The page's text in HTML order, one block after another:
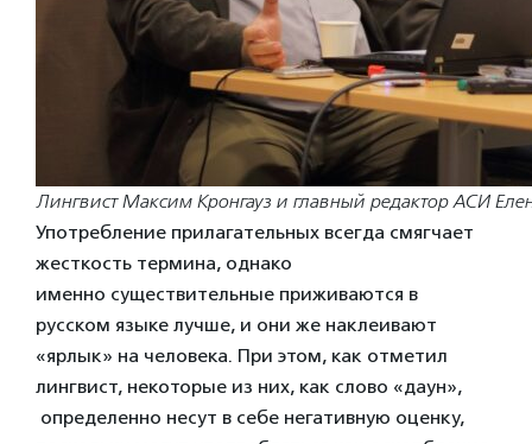
Лингвист Максим Кронгауз и главный редактор АСИ
Употребление прилагательных всегда смягчает
жесткость термина, однако
именно существительные приживаются в
русском языке лучше, и они же наклеивают
«ярлык» на человека. При этом, как отметил
лингвист, некоторые из них, как слово «даун»,
определенно несут в себе негативную оценку,